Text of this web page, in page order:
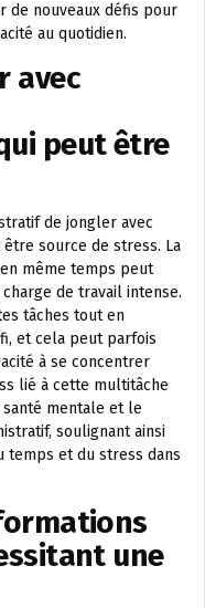
de nouveaux défis pour
au quotidien.
avec
peut être
de jongler avec
source de stress. La
même temps peut
de travail intense.
tâches tout en
et cela peut parfois
à se concentrer
lié à cette multitâche
mentale et le
soulignant ainsi
temps et du stress dans
une